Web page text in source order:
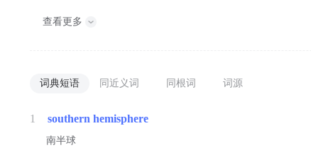
查看更多
词典短语 同近义词 同根词 词源
1 southern hemisphere
南半球